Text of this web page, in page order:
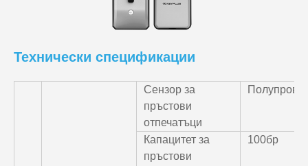
Технически спецификации
Сензор за
пръстови
отпечатъци
Капацитет за
пръстови
100бр